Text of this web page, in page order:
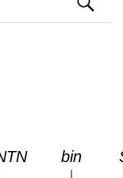
nach: